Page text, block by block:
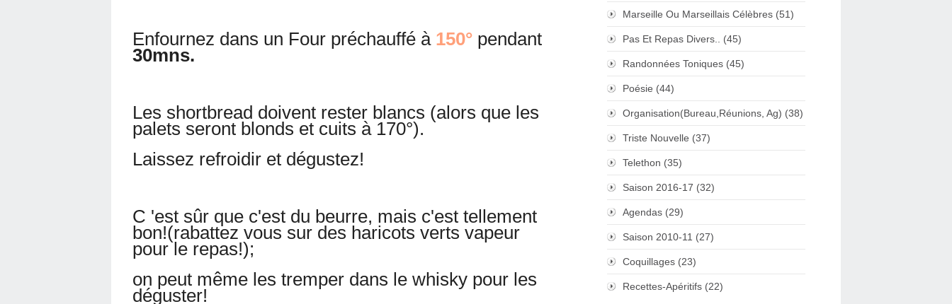
Enfournez dans un Four préchauffé à 150° pendant
30mns.
Les shortbread doivent rester blancs (alors que les
palets seront blonds et cuits à 170°).
Laissez refroidir et dégustez!
C 'est sûr que c'est du beurre, mais c'est tellement
bon!(rabattez vous sur des haricots verts vapeur
pour le repas!);
on peut même les tremper dans le whisky pour les
déguster!
Marseille Ou Marseillais Célèbres (51)
Pas Et Repas Divers.. (45)
Randonnées Toniques (45)
Poésie (44)
Organisation(Bureau,Réunions, Ag) (38)
Triste Nouvelle (37)
Telethon (35)
Saison 2016-17 (32)
Agendas (29)
Saison 2010-11 (27)
Coquillages (23)
Recettes-Apéritifs (22)